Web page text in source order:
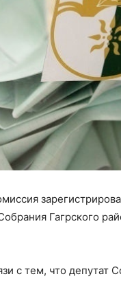
Гагрского
с тем, что депутат